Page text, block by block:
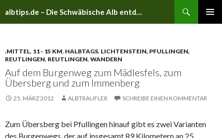
albtips.de – Die Schwäbische Alb entdecken
.MITTEL, 11 - 15 KM, HALBTAGS, LICHTENSTEIN, PFULLINGEN,
REUTLINGEN, REUTLINGEN, WANDERN
Auf dem Burgenweg zum Mädlesfels, zum
Übersberg und zum Immenberg
25. MÄRZ 2012 ALBTRÄUFLER SCHREIBE EINEN KOMMENTAR
Zum Übersberg bei Pfullingen hinauf gibt es zwei Varianten
des Burgenwegs, der auf insgesamt 89 Kilometern an 25